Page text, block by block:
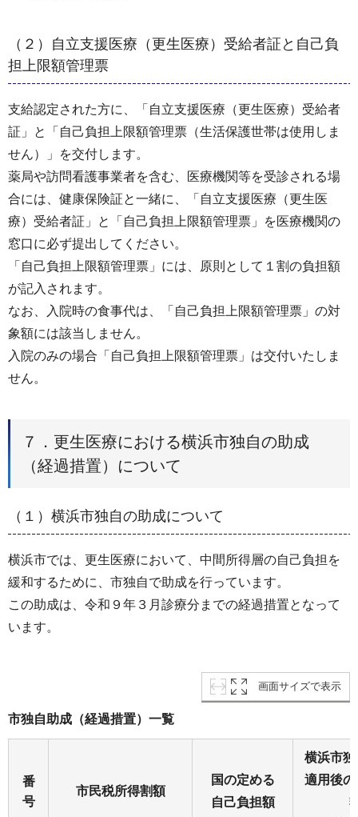
（２）自立支援医療（更生医療）受給者証と自己負
担上限額管理票
支給認定された方に、「自立支援医療（更生医療）受給者
証」と「自己負担上限額管理票（生活保護世帯は使用しま
せん）」を交付します。
薬局や訪問看護事業者を含む、医療機関等を受診される場
合には、健康保険証と一緒に、「自立支援医療（更生医
療）受給者証」と「自己負担上限額管理票」を医療機関の
窓口に必ず提出してください。
「自己負担上限額管理票」には、原則として１割の負担額
が記入されます。
なお、入院時の食事代は、「自己負担上限額管理票」の対
象額には該当しません。
入院のみの場合「自己負担上限額管理票」は交付いたしま
せん。
７．更生医療における横浜市独自の助成
（経過措置）について
（１）横浜市独自の助成について
横浜市では、更生医療において、中間所得層の自己負担を
緩和するために、市独自で助成を行っています。
この助成は、令和９年３月診療分までの経過措置となって
います。
画面サイズで表示
市独自助成（経過措置）一覧
番
号
市民税所得割額
国の定める
自己負担額
横浜市
適用後